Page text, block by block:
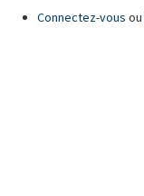
Connectez-vous ou